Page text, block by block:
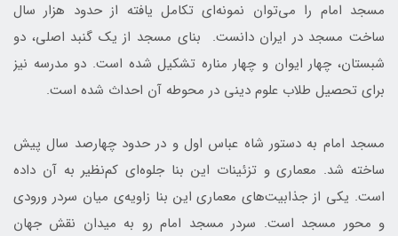
مسجد امام را می‌توان نمونه‌ای تکامل‌ یافته از حدود هزار سال
ساخت مسجد در ایران دانست. بنای مسجد از یک گنبد اصلی، دو
شبستان، چهار ایوان و چهار مناره تشکیل شده است. دو مدرسه نیز
برای تحصیل طلاب علوم دینی در محوطه آن احداث شده است.
مسجد امام به دستور شاه عباس اول و در حدود چهارصد سال پیش
ساخته شد. معماری و تزئینات این بنا جلوه‌ای کم‌نظیر به آن داده
است. یکی از جذابیت‌های معماری این بنا زاویه‌ی میان سردر ورودی
و محور مسجد است. سردر مسجد امام رو به میدان نقش جهان